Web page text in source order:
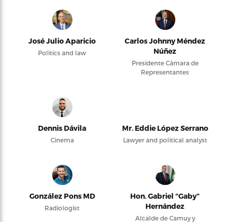
José Julio Aparicio
Politics and law
Carlos Johnny Méndez
Núñez
Presidente Cámara de
Representantes
Dennis Dávila
Cinema
Mr. Eddie López Serrano
Lawyer and political analyst
González Pons MD
Radiologist
Hon. Gabriel “Gaby”
Hernández
Alcalde de Camuy y